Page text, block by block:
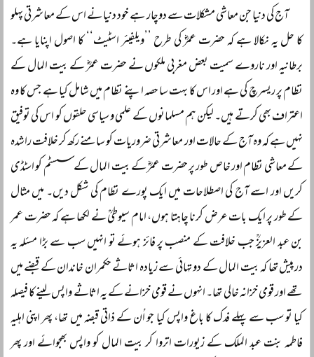
آج کی دنیا جن معاشی مشکلات سے دوچار ہے خود دنیا نے اس کے معاشرتی پہلو
کا حل یہ نکالا ہے کہ حضرت عمرؓ کی طرح ’’ویلفیئر اسٹیٹ‘‘ کا اصول اپنایا ہے۔
برطانیہ اور ناروے سمیت بعض مغربی ملکوں نے حضرت عمرؓ کے بیت المال کے
نظام پر ریسرچ کی ہے اور اس کا بہت سا حصہ اپنے نظام میں شامل کیا ہے جس کا وہ
اعتراف بھی کرتے ہیں۔ لیکن ہم مسلمانوں کے علمی و سیاسی حلقوں کو اس کی توفیق
نہیں ہے کہ وہ آج کے حالات اور معاشرتی ضروریات کو سامنے رکھ کر خلافت راشدہ
کے معاشی نظام اور خاص طور پر حضرت عمرؓ کے بیت المال کے سسٹم کو اسٹڈی
کریں اور اسے آج کی اصطلاحات میں ایک پورے نظام کی شکل دیں۔ میں مثال
کے طور پر ایک بات عرض کرنا چاہتا ہوں، امام سیوطیؒ نے لکھا ہے کہ حضرت عمر
بن عبد العزیزؒ جب خلافت کے منصب پر فائز ہوئے تو انہیں سب سے بڑا مسئلہ یہ
درپیش تھا کہ بیت المال کے دو تہائی سے زیادہ اثاثے حکمران خاندان کے قبضے میں
تھے اور قومی خزانہ خالی تھا۔ انہوں نے قومی خزانے کے یہ اثاثے واپس لینے کا فیصلہ
کیا تو سب سے پہلے فدک کا باغ واپس کیا جو اُن کے ذاتی قبضہ میں تھا، پھر اپنی اہلیہ
فاطمہ بنت عبد الملک کے زیورات اتروا کر بیت المال کو واپس بھجوائے اور پھر